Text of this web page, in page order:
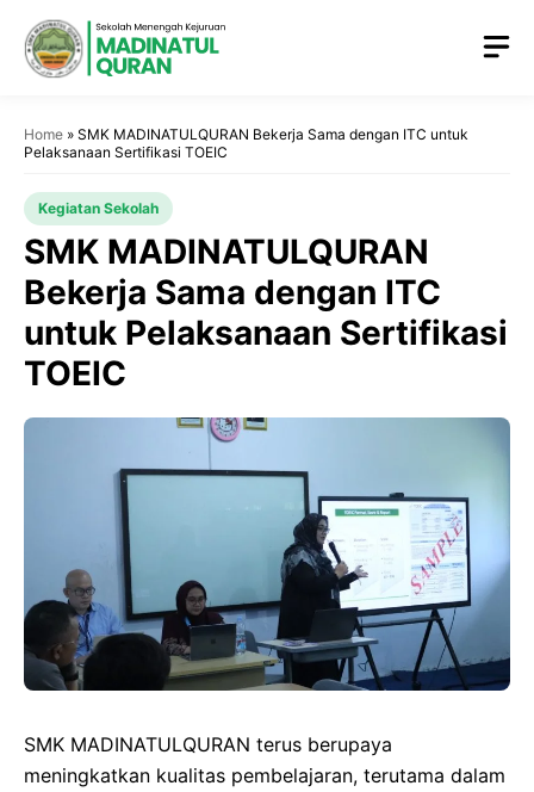
Home » SMK MADINATULQURAN Bekerja Sama dengan ITC untuk
Pelaksanaan Sertifikasi TOEIC
Kegiatan Sekolah
SMK MADINATULQURAN
Bekerja Sama dengan ITC
untuk Pelaksanaan Sertifikasi
TOEIC
SMK MADINATULQURAN terus berupaya
meningkatkan kualitas pembelajaran, terutama dalam